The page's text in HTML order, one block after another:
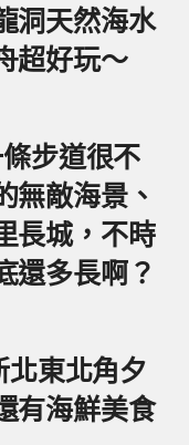
洞天然海水
超好玩～
步道很不
無敵海景、
長城，不時
還多長啊？
北東北角夕
有海鮮美食